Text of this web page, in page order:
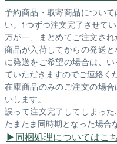
予約商品・取寄商品につい
い。1つずつ注文完了させて
万が一、まとめてご注文さ
商品が入荷してからの発送
に発送をご希望の場合は、
ていただきますのでご連絡く
在庫商品のみのご注文の場
いします。
誤って注文完了してしまっ
たまたま同時期となった場合
同梱処理についてはこ